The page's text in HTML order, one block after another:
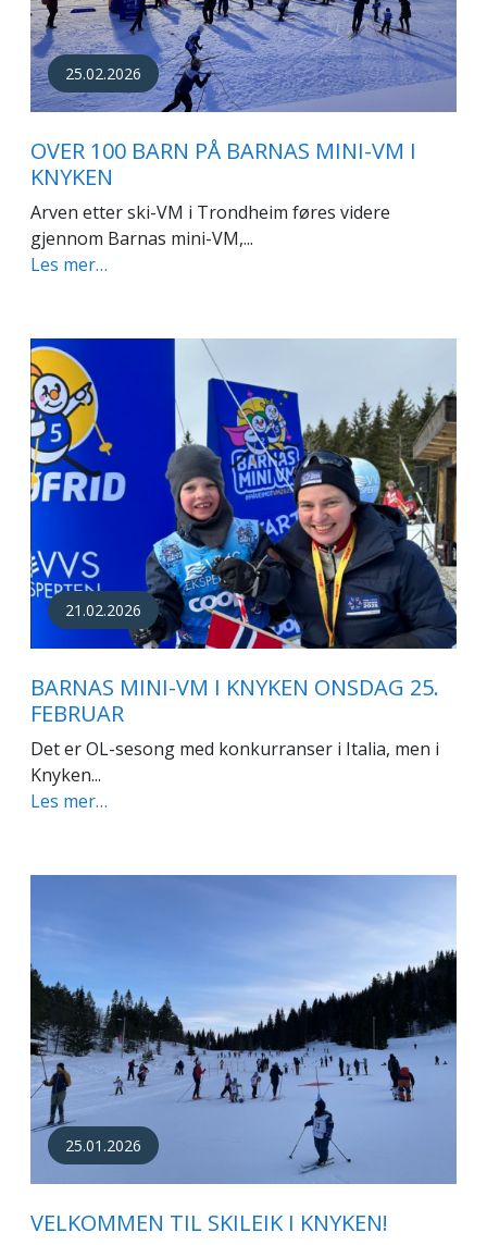
25.02.2026
OVER 100 BARN PÅ BARNAS MINI-VM I
KNYKEN
Arven etter ski-VM i Trondheim føres videre
gjennom Barnas mini-VM,...
Les mer…
21.02.2026
BARNAS MINI-VM I KNYKEN ONSDAG 25.
FEBRUAR
Det er OL-sesong med konkurranser i Italia, men i
Knyken...
Les mer…
25.01.2026
VELKOMMEN TIL SKILEIK I KNYKEN!